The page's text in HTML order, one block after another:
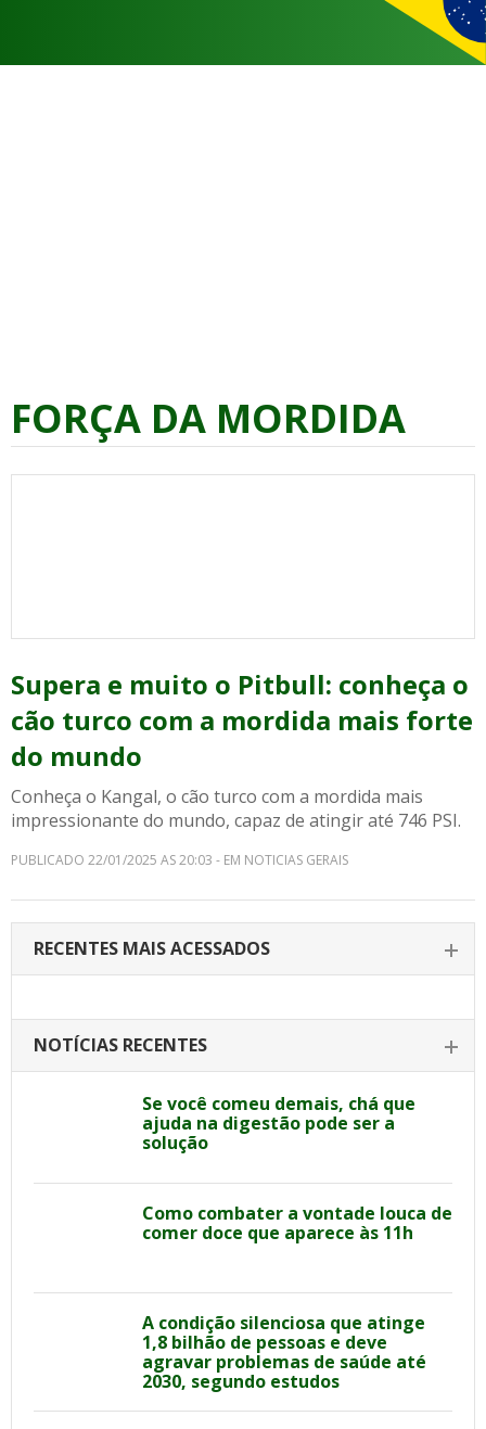
FORÇA DA MORDIDA
Supera e muito o Pitbull: conheça o
cão turco com a mordida mais forte
do mundo
Conheça o Kangal, o cão turco com a mordida mais
impressionante do mundo, capaz de atingir até 746 PSI.
PUBLICADO 22/01/2025 AS 20:03 - EM NOTICIAS GERAIS
RECENTES MAIS ACESSADOS
NOTÍCIAS RECENTES
Se você comeu demais, chá que
ajuda na digestão pode ser a
solução
Como combater a vontade louca de
comer doce que aparece às 11h
A condição silenciosa que atinge
1,8 bilhão de pessoas e deve
agravar problemas de saúde até
2030, segundo estudos